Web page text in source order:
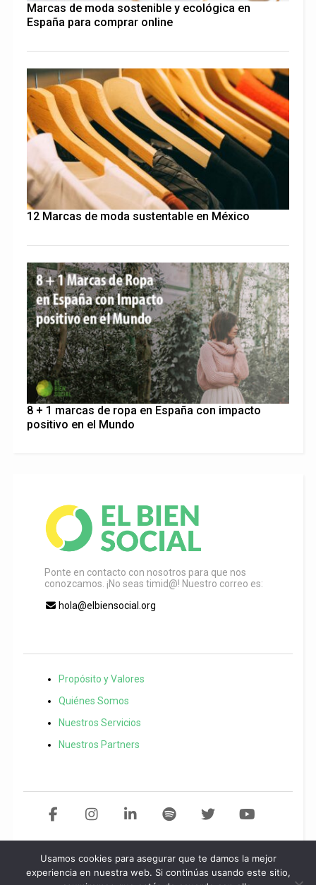
Marcas de moda sostenible y ecológica en
España para comprar online
12 Marcas de moda sustentable en México
8 + 1 marcas de ropa en España con impacto
positivo en el Mundo
Ponte en contacto con nosotros para que nos
conozcamos. ¡No seas timid@! Nuestro correo es:
hola@elbiensocial.org
Propósito y Valores
Quiénes Somos
Nuestros Servicios
Nuestros Partners
Copyright 2021 El Bien Social. Todos los derechos reservadosDesarollo
Usamos cookies para asegurar que te damos la mejor
experiencia en nuestra web. Si continúas usando este sitio,